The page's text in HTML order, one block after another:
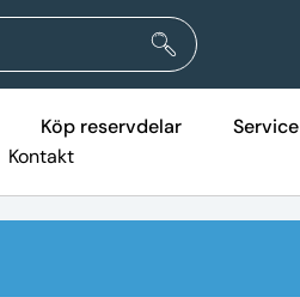
Köp reservdelar Service
Kontakt